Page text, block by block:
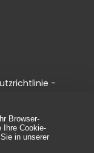
-
Browser-
Ihre Cookie-
in unserer